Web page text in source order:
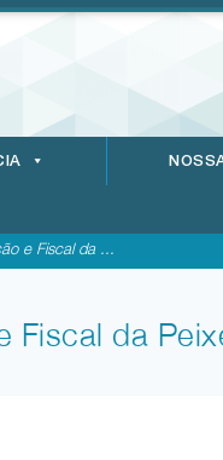
e Fiscal da ...
da